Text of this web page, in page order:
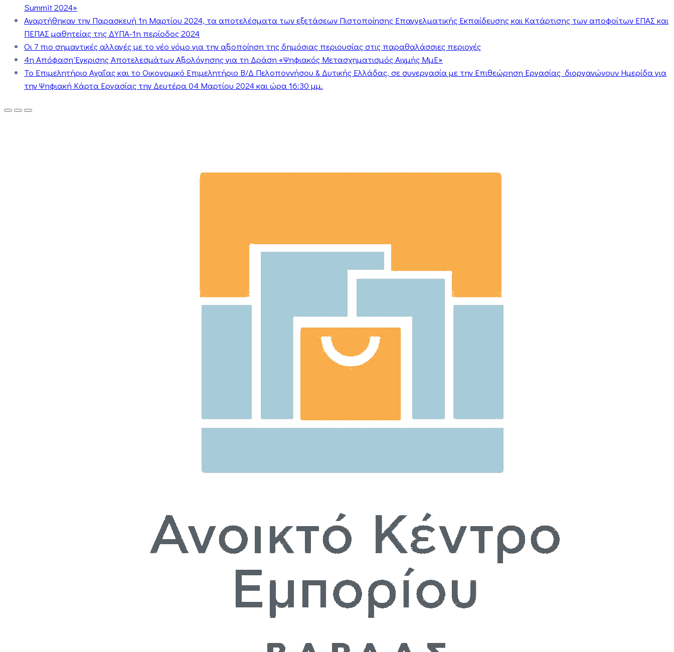
Summit 2024»
Αναρτήθηκαν την Παρασκευή 1η Μαρτίου 2024, τα αποτελέσματα των εξετάσεων Πιστοποίησης Επαγγελματικής Εκπαίδευσης και Κατάρτισης των αποφοίτων ΕΠΑΣ και
ΠΕΠΑΣ μαθητείας της ΔΥΠΑ-1η περίοδος 2024
Οι 7 πιο σημαντικές αλλαγές με το νέο νόμο για την αξιοποίηση της δημόσιας περιουσίας στις παραθαλάσσιες περιοχές
4η Απόφαση Έγκρισης Αποτελεσμάτων Αξιολόγησης για τη Δράση «Ψηφιακός Μετασχηματισμός Αιχμής ΜμΕ»
Το Επιμελητήριο Αχαΐας και το Οικονομικό Επιμελητήριο Β/Δ Πελοποννήσου & Δυτικής Ελλάδας, σε συνεργασία με την Επιθεώρηση Εργασίας διοργανώνουν Ημερίδα για
την Ψηφιακή Κάρτα Εργασίας την Δευτέρα 04 Μαρτίου 2024 και ώρα 16:30 μμ.